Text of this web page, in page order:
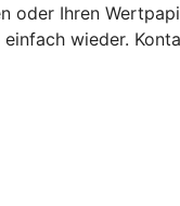
oder Ihren
wieder.